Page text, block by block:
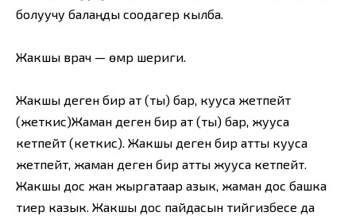
болуучу балаңды соодагер кылба.
Жакшы врач — өмүр шериги.
Жакшы деген бир ат (ты) бар, кууса жетпейт
(жеткис)Жаман деген бир ат (ты) бар, жууса
кетпейт (кеткис). Жакшы деген бир атты кууса
жетпейт, жаман деген бир атты жууса кетпейт.
Жакшы дос жан жыргатаар азык, жаман дос башка
тиер казык. Жакшы дос пайдасын тийгизбесе да